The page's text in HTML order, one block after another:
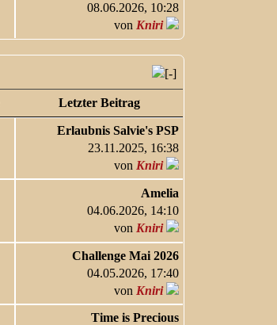
08.06.2026, 10:28
von Kniri
Letzter Beitrag
Erlaubnis Salvie's PSP
23.11.2025, 16:38
von Kniri
Amelia
04.06.2026, 14:10
von Kniri
Challenge Mai 2026
04.05.2026, 17:40
von Kniri
Time is Precious